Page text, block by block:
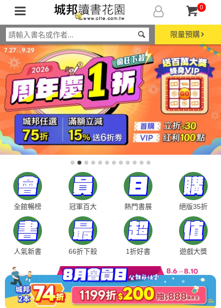
0
限量預購
全館暢榜 冠軍百大 熱門書展 絕版35折
人氣新書 66折下殺 1折好書 遊戲大獎